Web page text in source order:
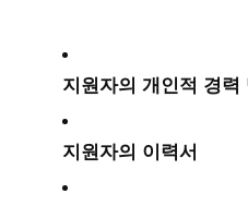
지원자의 개인적 경
지원자의 이력서